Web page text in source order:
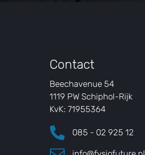
Contact
Beechavenue 54
1119 PW Schiphol-Rijk
KvK: 71955364
 085 - 02 925 12